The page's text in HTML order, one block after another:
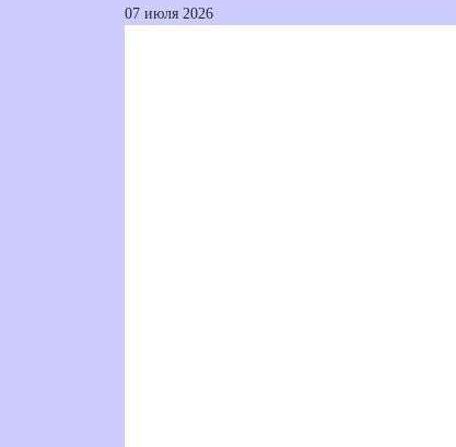
07 июля 2026